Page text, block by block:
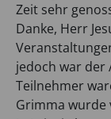
Zeit sehr
Danke, Herr
jedoch war der
Teilnehmer
Grimma wurde